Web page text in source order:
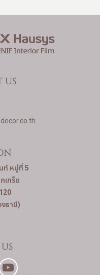
US
ท์ หมู่ที่ 5
เกร็ด
ธานี)